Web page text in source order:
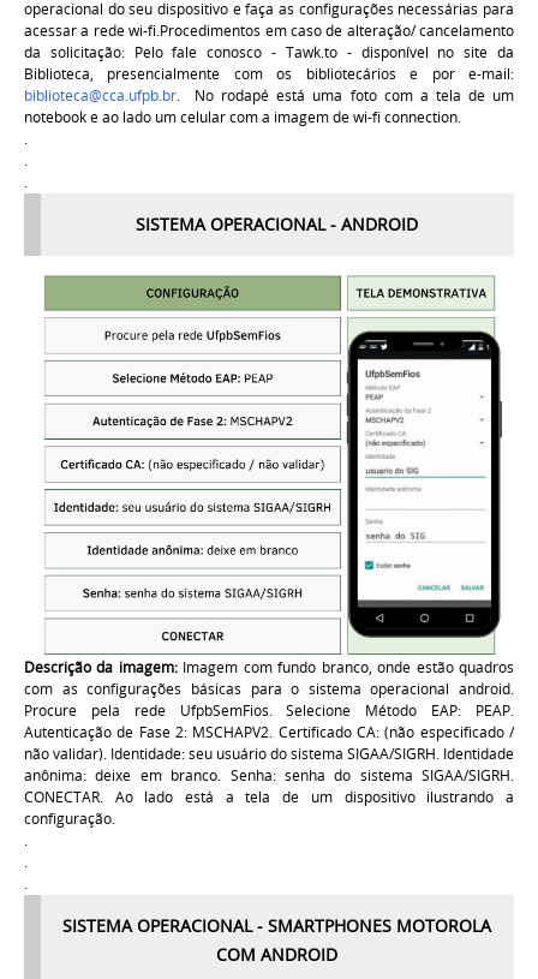
operacional do seu dispositivo e faça as configurações necessárias para
acessar a rede wi-fi.Procedimentos em caso de alteração/ cancelamento
da solicitação: Pelo fale conosco - Tawk.to - disponível no site da
Biblioteca, presencialmente com os bibliotecários e por e-mail:
biblioteca@cca.ufpb.br. No rodapé está uma foto com a tela de um
notebook e ao lado um celular com a imagem de wi-fi connection.
.
.
.
SISTEMA OPERACIONAL - ANDROID
Descrição da imagem: Imagem com fundo branco, onde estão quadros
com as configurações básicas para o sistema operacional android.
Procure pela rede UfpbSemFios. Selecione Método EAP: PEAP.
Autenticação de Fase 2: MSCHAPV2. Certificado CA: (não especificado /
não validar). Identidade: seu usuário do sistema SIGAA/SIGRH. Identidade
anônima: deixe em branco. Senha: senha do sistema SIGAA/SIGRH.
CONECTAR. Ao lado está a tela de um dispositivo ilustrando a
configuração.
.
.
.
SISTEMA OPERACIONAL - SMARTPHONES MOTOROLA
COM ANDROID